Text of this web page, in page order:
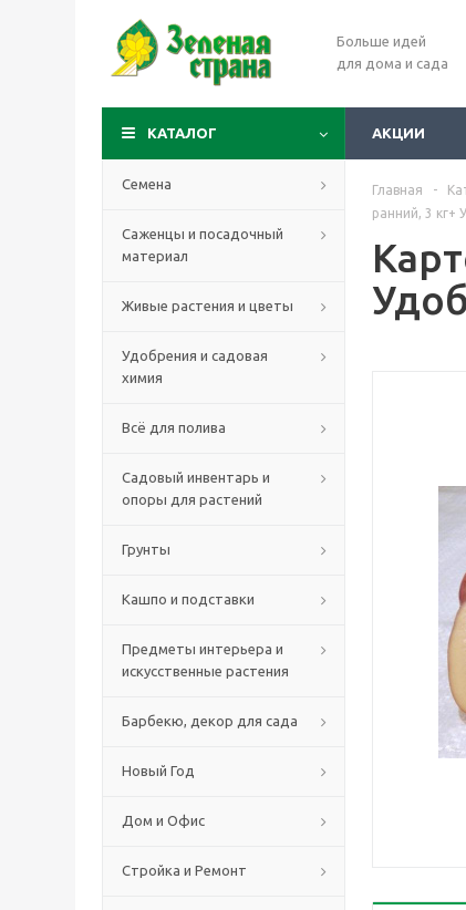
Больше идей
для дома и сада
КАТАЛОГ АКЦИИ
Семена
Саженцы и посадочный
материал
Живые растения и цветы
Удобрения и садовая
химия
Всё для полива
Садовый инвентарь и
опоры для растений
Грунты
Кашпо и подставки
Предметы интерьера и
искусственные растения
Барбекю, декор для сада
Новый Год
Дом и Офис
Стройка и Ремонт
Главная -
ранний, 3 кг+